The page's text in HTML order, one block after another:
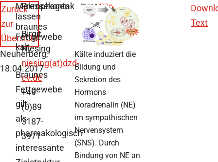
Zurück
zur
Übersicht
Neuherberg,
18.04.2017
Makrophagen
lassen
braunes
Fettgewebe
kalt
Braunes
Fettgewebe
gilt
als
pharmakologisch
interessante
Pressekontakt
Birgit
Niesing
niesing(at)dzd-
ev.de
+49
(0)89
3187-
3971
Kälte induziert die
Bildung und
Sekretion des
Hormons
Noradrenalin (NE)
im sympathischen
Nervensystem
(SNS). Durch
Bindung von NE an
Text